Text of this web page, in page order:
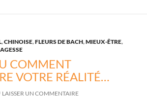
,CHINOISE,FLEURS DE BACH,MIEUX-ÊTRE,
COMMENT
VOTRE RÉALITÉ…
LAISSER UN COMMENTAIRE